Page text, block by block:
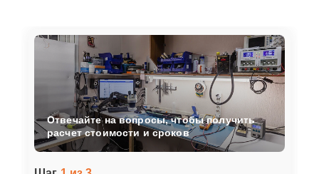
Отвечайте на вопросы, чтобы получить
расчет стоимости и сроков